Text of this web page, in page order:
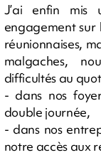
J’ai enfin mis
engagement sur
réunionnaises,
malgaches,
difficultés au
- dans nos
double journée,
- dans nos
notre accès aux